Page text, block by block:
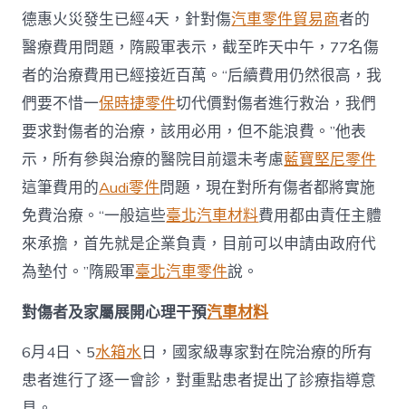
德惠火災發生已經4天，針對傷汽車零件貿易商者的
醫療費用問題，隋殿軍表示，截至昨天中午，77名傷
者的治療費用已經接近百萬。“后續費用仍然很高，我
們要不惜一保時捷零件切代價對傷者進行救治，我們
要求對傷者的治療，該用必用，但不能浪費。”他表
示，所有參與治療的醫院目前還未考慮藍寶堅尼零件
這筆費用的Audi零件問題，現在對所有傷者都將實施
免費治療。“一般這些臺北汽車材料費用都由責任主體
來承擔，首先就是企業負責，目前可以申請由政府代
為墊付。”隋殿軍臺北汽車零件說。
對傷者及家屬展開心理干預汽車材料
6月4日、5水箱水日，國家級專家對在院治療的所有
患者進行了逐一會診，對重點患者提出了診療指導意